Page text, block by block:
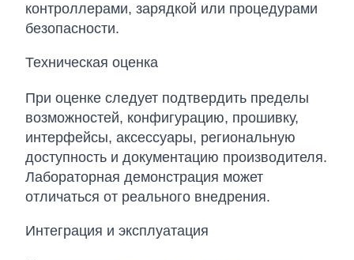
контроллерами, зарядкой или процедурами
безопасности.
Техническая оценка
При оценке следует подтвердить пределы
возможностей, конфигурацию, прошивку,
интерфейсы, аксессуары, региональную
доступность и документацию производителя.
Лабораторная демонстрация может
отличаться от реального внедрения.
Интеграция и эксплуатация